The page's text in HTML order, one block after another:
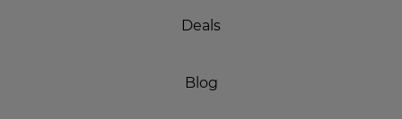
Deals
Blog